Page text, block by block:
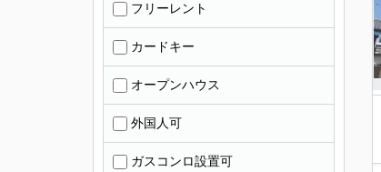
フリーレント
カードキー
オープンハウス
外国人可
ガスコンロ設置可